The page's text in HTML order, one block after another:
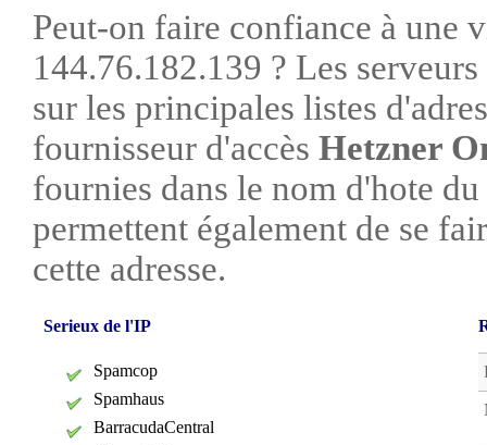
Peut-on faire confiance à une
144.76.182.139 ? Les
sur les principales listes
fournisseur d'accès Hetzner
fournies dans le nom d'hote
permettent également de se
cette adresse.
Serieux de l'IP
Spamcop
Spamhaus
BarracudaCentral